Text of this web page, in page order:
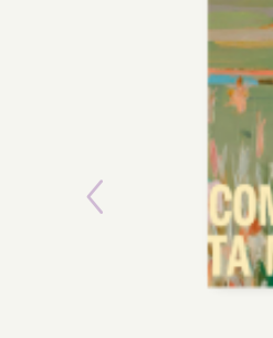
Previous